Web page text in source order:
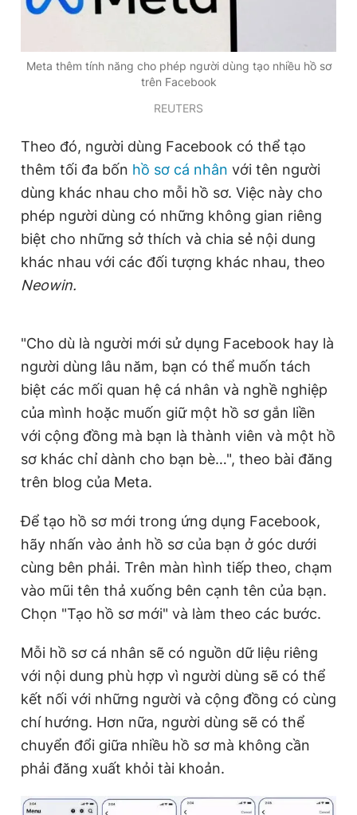
Theo dõi báo trên
0908 780 404
Quảng cáo RSS Chính sách bảo
Tổng biên tập: Nguyễn Ngọc Toàn
Phó tổng biên tập thường trực: Hải Thành
Phó tổng biên tập: Lâm Hiếu Dũng
Phó tổng biên tập: Trần Việt Hưng
Tổng thư ký tòa soạn: Đức Trung
Giấy phép xuất bản số 110/GP - BTTTT cấp ngày 24.3.2020
© 2003-2026 Bản quyền thuộc về Báo Thanh Niên. Cấm sao
Meta thêm tính năng cho phép người dùng tạo nhiều hồ sơ
trên Facebook
REUTERS
Theo đó, người dùng Facebook có thể tạo
thêm tối đa bốn hồ sơ cá nhân với tên người
dùng khác nhau cho mỗi hồ sơ. Việc này cho
phép người dùng có những không gian riêng
biệt cho những sở thích và chia sẻ nội dung
khác nhau với các đối tượng khác nhau, theo
Neowin.
"Cho dù là người mới sử dụng Facebook hay là
người dùng lâu năm, bạn có thể muốn tách
biệt các mối quan hệ cá nhân và nghề nghiệp
của mình hoặc muốn giữ một hồ sơ gắn liền
với cộng đồng mà bạn là thành viên và một hồ
sơ khác chỉ dành cho bạn bè…", theo bài đăng
trên blog của Meta.
Để tạo hồ sơ mới trong ứng dụng Facebook,
hãy nhấn vào ảnh hồ sơ của bạn ở góc dưới
cùng bên phải. Trên màn hình tiếp theo, chạm
vào mũi tên thả xuống bên cạnh tên của bạn.
Chọn "Tạo hồ sơ mới" và làm theo các bước.
Mỗi hồ sơ cá nhân sẽ có nguồn dữ liệu riêng
với nội dung phù hợp vì người dùng sẽ có thể
kết nối với những người và cộng đồng có cùng
chí hướng. Hơn nữa, người dùng sẽ có thể
chuyển đổi giữa nhiều hồ sơ mà không cần
phải đăng xuất khỏi tài khoản.